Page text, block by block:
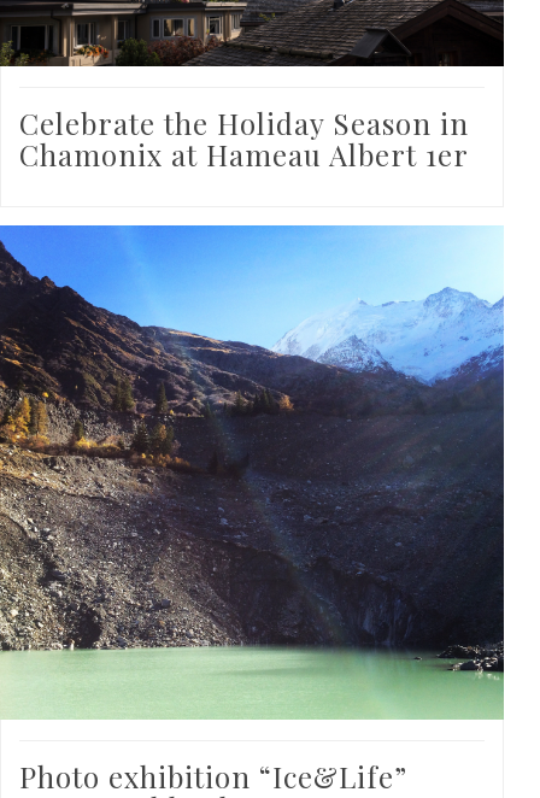
Celebrate the Holiday Season in
Chamonix at Hameau Albert 1er
Photo exhibition “Ice&Life”